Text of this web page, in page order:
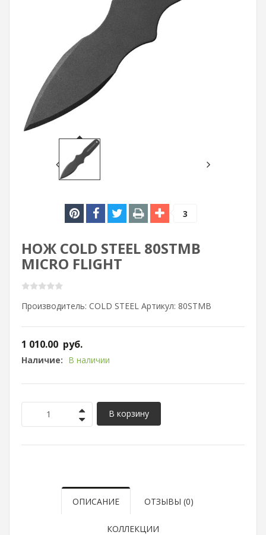
3
НОЖ COLD STEEL 80STMB
MICRO FLIGHT
Производитель: COLD STEEL Артикул: 80STMB
1 010.00 руб.
Наличие: В наличии
В корзину
ОПИСАНИЕ ОТЗЫВЫ (0)
КОЛЛЕКЦИИ